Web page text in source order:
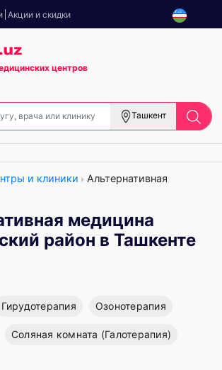
Акции и скидки
центров
Ташкент
и клиники
Альтернативная
медицина
район в Ташкенте
Гирудотерапия Озонотерапия
Соляная комната (Галотерапия)